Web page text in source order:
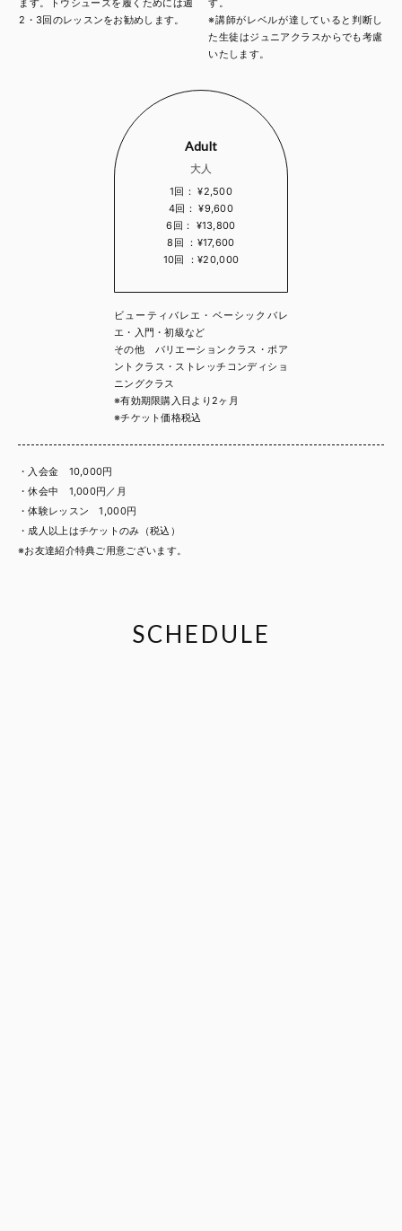
ます。トウシューズを履くためには週
2・3回のレッスンをお勧めします。
す。
※講師がレベルが達していると判断し
た生徒はジュニアクラスからでも考慮
いたします。
Adult
大人
1回： ¥2,500
4回： ¥9,600
6回： ¥13,800
8回 ：¥17,600
10回 ：¥20,000
ビューティバレエ・ベーシックバレ
エ・入門・初級など
その他 バリエーションクラス・ポア
ントクラス・ストレッチコンディショ
ニングクラス
※有効期限購入日より2ヶ月
※チケット価格税込
・入会金 10,000円
・休会中 1,000円／月
・体験レッスン 1,000円
・成人以上はチケットのみ（税込）
※お友達紹介特典ご用意ございます。
SCHEDULE